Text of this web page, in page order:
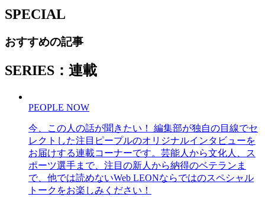
SPECIAL
おすすめの記事
SERIES：連載
PEOPLE NOW
今、この人の話が聞きたい！ 編集部が独自の目線でセ
レクトした注目ピープルのオリジナルインタビューを
お届けする連載コーナーです。芸能人から文化人、ス
ポーツ選手まで、注目の新人から納得のベテランま
で、他では読めないWeb LEONならではのスペシャル
トークをお楽しみください！